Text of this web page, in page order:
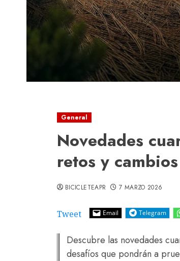
General
Novedades
retos y cambios
Tweet Email Telegram
BICICLETEAPR 7 MARZO 2026
Descubre las novedades
desafíos que pondrán a